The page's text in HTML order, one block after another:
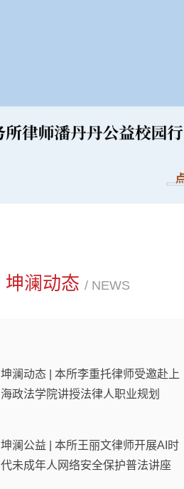
坤澜动态 / NEWS
坤澜动态 | 本所李重托律师受邀赴上
海政法学院讲授法律人职业规划
坤澜公益 | 本所王丽文律师开展AI时
代未成年人网络安全保护普法讲座